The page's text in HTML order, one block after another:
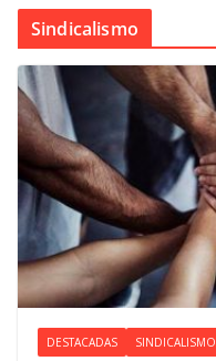
Sindicalismo
DESTACADAS SINDICALISMO